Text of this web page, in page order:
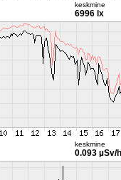
keskmine
6996 lx
keskmine
0.093 µSv/h